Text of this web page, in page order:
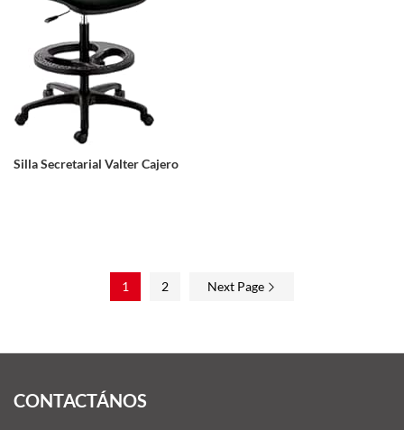
Silla Secretarial Valter Cajero
1 2 Next Page
CONTACTÁNOS